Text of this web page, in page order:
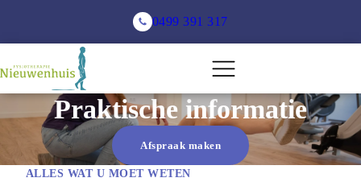
0499 391 317
Praktische informatie
Afspraak maken
ALLES WAT U MOET WETEN